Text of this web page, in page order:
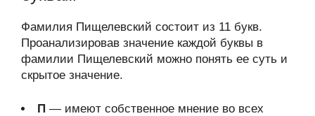
Фамилия Пищелевский состоит из 11 букв.
Проанализировав значение каждой буквы в
фамилии Пищелевский можно понять ее суть и
скрытое значение.
П — имеют собственное мнение во всех